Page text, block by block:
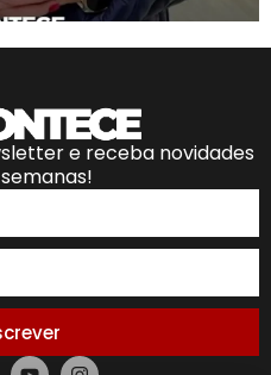
e receba novidades